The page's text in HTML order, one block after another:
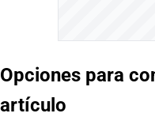
Opciones para
artículo